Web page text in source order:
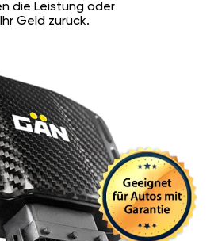
die Leistung oder
Geld zurück.